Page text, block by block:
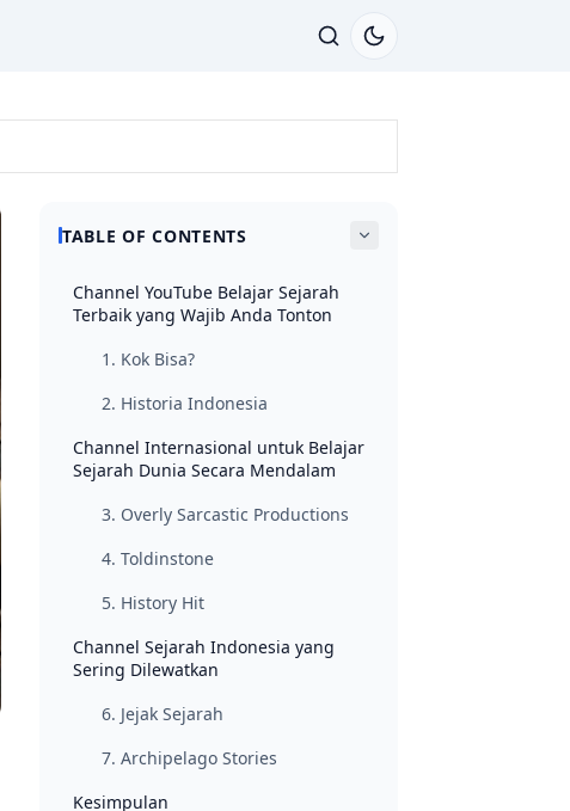
TABLE OF CONTENTS
Channel YouTube Belajar Sejarah
Terbaik yang Wajib Anda Tonton
1. Kok Bisa?
2. Historia Indonesia
Channel Internasional untuk Belajar
Sejarah Dunia Secara Mendalam
3. Overly Sarcastic Productions
4. Toldinstone
5. History Hit
Channel Sejarah Indonesia yang
Sering Dilewatkan
6. Jejak Sejarah
7. Archipelago Stories
Kesimpulan